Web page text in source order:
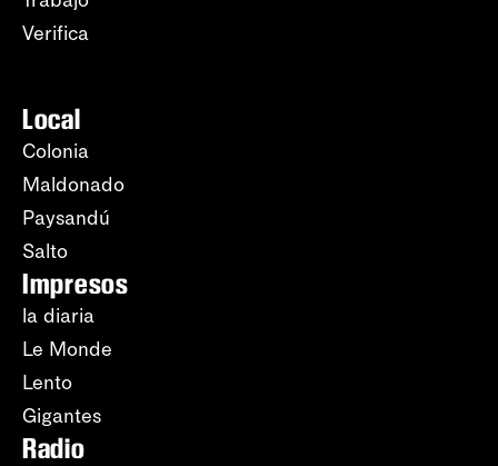
Verifica
Local
Colonia
Maldonado
Paysandú
Salto
Impresos
la diaria
Le Monde
Lento
Gigantes
Radio